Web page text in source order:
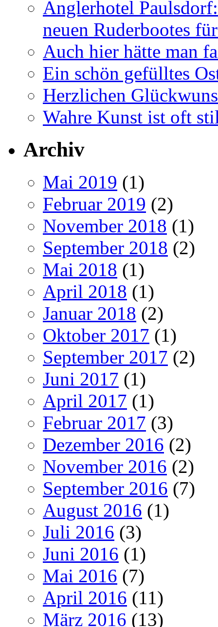
Anglerhotel
neuen Ruderbootes
Auch hier hätte man
Ein schön gefülltes
Herzlichen
Wahre Kunst ist oft
Archiv
Mai 2019 (1)
Februar 2019 (2)
November 2018 (1)
September 2018 (2)
Mai 2018 (1)
April 2018 (1)
Januar 2018 (2)
Oktober 2017 (1)
September 2017 (2)
Juni 2017 (1)
April 2017 (1)
Februar 2017 (3)
Dezember 2016 (2)
November 2016 (2)
September 2016 (7)
August 2016 (1)
Juli 2016 (3)
Juni 2016 (1)
Mai 2016 (7)
April 2016 (11)
März 2016 (13)